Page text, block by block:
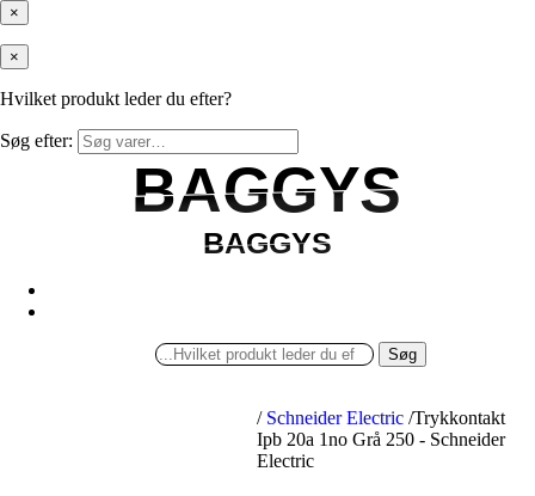
×
×
Hvilket produkt leder du efter?
Søg efter:
BAGGYS
BAGGYS
BAGGYS
BAGGYS
Søg
/ Schneider Electric /Trykkontakt
Ipb 20a 1no Grå 250 - Schneider
Electric